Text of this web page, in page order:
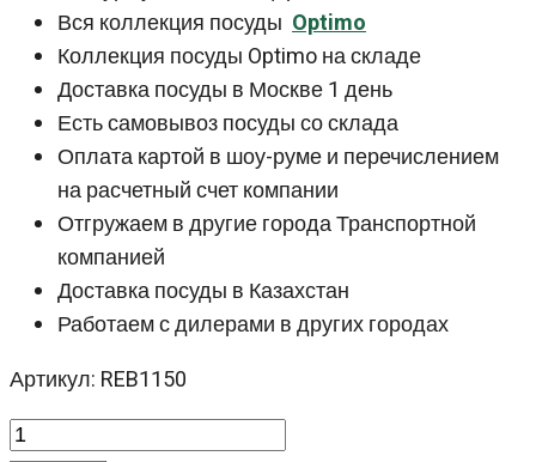
Вся коллекция посуды Optimo
Коллекция посуды Optimo на складе
Доставка посуды в Москве 1 день
Есть самовывоз посуды со склада
Оплата картой в шоу-руме и перечислением
на расчетный счет компании
Отгружаем в другие города Транспортной
компанией
Доставка посуды в Казахстан
Работаем с дилерами в других городах
Артикул: REB1150
Количество